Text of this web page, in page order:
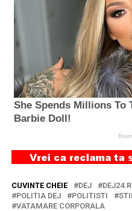
CUVINTE CHEIE DEJ
POLITIA DEJ
POLITISTI
VATAMARE CORPORALA